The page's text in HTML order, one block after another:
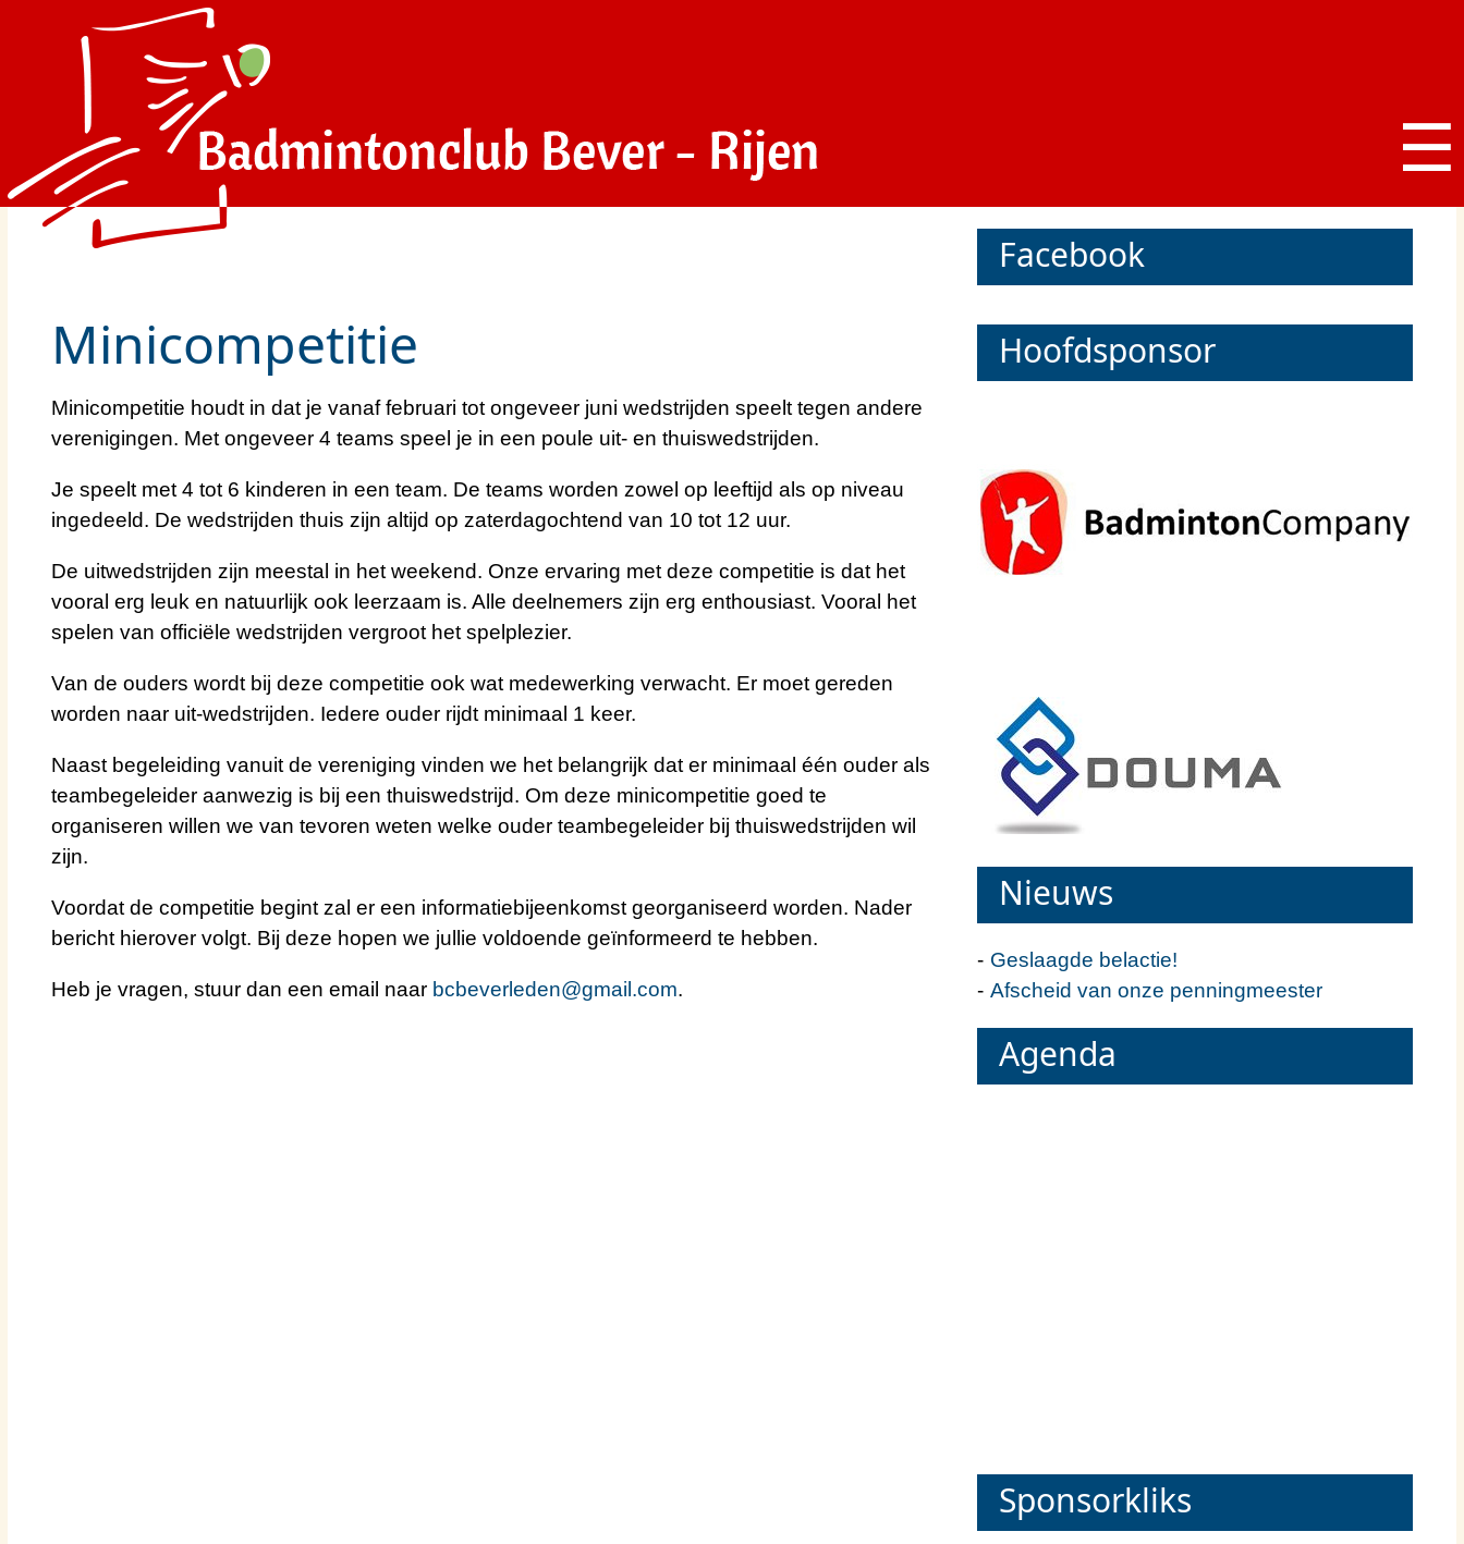
☰
Minicompetitie
Minicompetitie houdt in dat je vanaf februari tot ongeveer juni wedstrijden speelt tegen andere
verenigingen. Met ongeveer 4 teams speel je in een poule uit- en thuiswedstrijden.
Je speelt met 4 tot 6 kinderen in een team. De teams worden zowel op leeftijd als op niveau
ingedeeld. De wedstrijden thuis zijn altijd op zaterdagochtend van 10 tot 12 uur.
De uitwedstrijden zijn meestal in het weekend. Onze ervaring met deze competitie is dat het
vooral erg leuk en natuurlijk ook leerzaam is. Alle deelnemers zijn erg enthousiast. Vooral het
spelen van officiële wedstrijden vergroot het spelplezier.
Van de ouders wordt bij deze competitie ook wat medewerking verwacht. Er moet gereden
worden naar uit-wedstrijden. Iedere ouder rijdt minimaal 1 keer.
Naast begeleiding vanuit de vereniging vinden we het belangrijk dat er minimaal één ouder als
teambegeleider aanwezig is bij een thuiswedstrijd. Om deze minicompetitie goed te
organiseren willen we van tevoren weten welke ouder teambegeleider bij thuiswedstrijden wil
zijn.
Voordat de competitie begint zal er een informatiebijeenkomst georganiseerd worden. Nader
bericht hierover volgt. Bij deze hopen we jullie voldoende geïnformeerd te hebben.
Heb je vragen, stuur dan een email naar bcbeverleden@gmail.com.
Facebook
Hoofdsponsor
Nieuws
Geslaagde belactie!
Afscheid van onze penningmeester
Agenda
Sponsorkliks